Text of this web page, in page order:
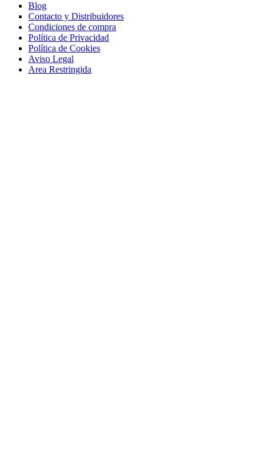
Blog
Contacto y Distribuidores
Condiciones de compra
Política de Privacidad
Política de Cookies
Aviso Legal
Area Restringida